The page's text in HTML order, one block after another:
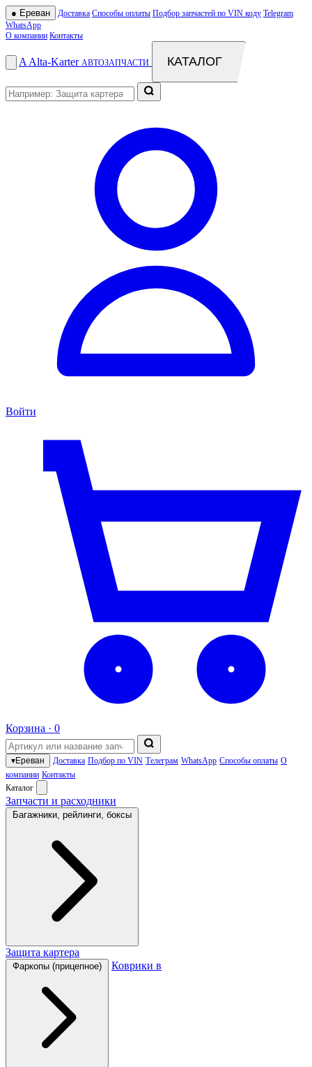
● Ереван Доставка Способы оплаты Подбор запчастей по VIN коду Telegram
WhatsApp
О компании Контакты
A Alta-Karter АВТОЗАПЧАСТИ КАТАЛОГ
Войти
Корзина · 0
▾Ереван Доставка Подбор по VIN Телеграм WhatsApp Способы оплаты О
компании Контакты
Каталог
Запчасти и расходники
Багажники, рейлинги, боксы
Защита картера
Фаркопы (прицепное) Коврики в